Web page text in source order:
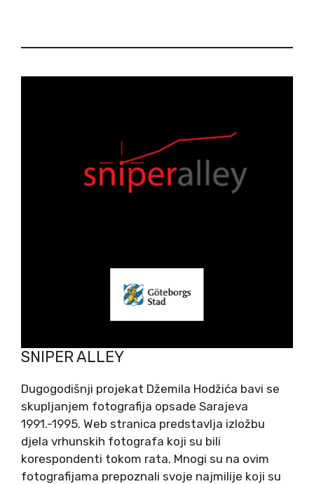
SNIPER ALLEY
Dugogodišnji projekat Džemila Hodžića bavi se
skupljanjem fotografija opsade Sarajeva
1991.-1995. Web stranica predstavlja izložbu
djela vrhunskih fotografa koji su bili
korespondenti tokom rata. Mnogi su na ovim
fotografijama prepoznali svoje najmilije koji su